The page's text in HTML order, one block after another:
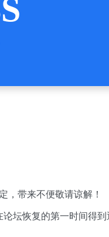
，带来不便敬请谅解！
坛恢复的第一时间得到